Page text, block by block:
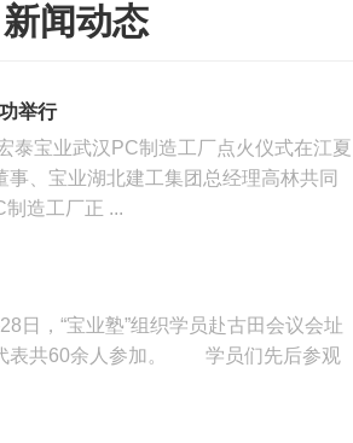
新闻动态
举行
泰宝业武汉PC制造工厂点火仪式在江夏
、宝业湖北建工集团总经理高林共同
造工厂正 ...
，“宝业塾”组织学员赴古田会议会址
表共60余人参加。 学员们先后参观